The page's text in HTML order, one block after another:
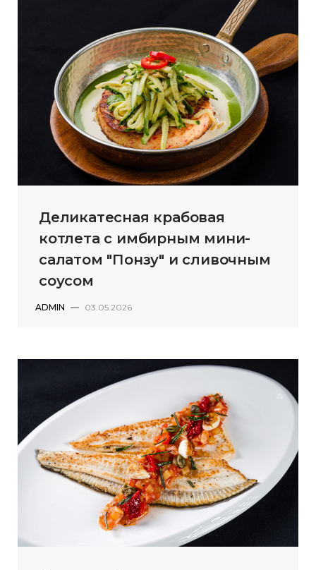
Деликатесная крабовая
котлета с имбирным мини-
салатом "Понзу" и сливочным
соусом
ADMIN — 03.05.2026